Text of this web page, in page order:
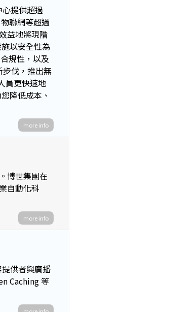
提供超過
聯網等超過
益地將現階
以安全性為
規性，以及
步伐，推出無
員更快速地
降低成本、
more info
博世集團在
自動化科
more info
供者與廣播
Caching 等